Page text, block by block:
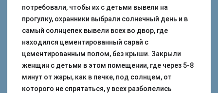
потребовали, чтобы их с детьми вывели на
прогулку, охранники выбрали солнечный день и в
самый солнцепек вывели всех во двор, где
находился цементированный сарай с
цементированным полом, без крыши. Закрыли
женщин с детьми в этом помещении, где через 5-8
минут от жары, как в печке, под солнцем, от
которого не спрятаться, у всех разболелись